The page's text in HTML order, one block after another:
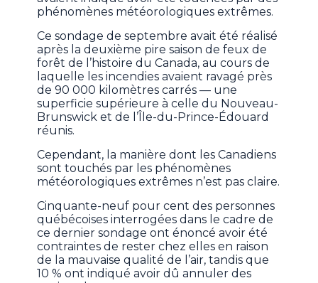
phénomènes météorologiques extrêmes.
Ce sondage de septembre avait été réalisé
après la deuxième pire saison de feux de
forêt de l’histoire du Canada, au cours de
laquelle les incendies avaient ravagé près
de 90 000 kilomètres carrés — une
superficie supérieure à celle du Nouveau-
Brunswick et de l’Île-du-Prince-Édouard
réunis.
Cependant, la manière dont les Canadiens
sont touchés par les phénomènes
météorologiques extrêmes n’est pas claire.
Cinquante-neuf pour cent des personnes
québécoises interrogées dans le cadre de
ce dernier sondage ont énoncé avoir été
contraintes de rester chez elles en raison
de la mauvaise qualité de l’air, tandis que
10 % ont indiqué avoir dû annuler des